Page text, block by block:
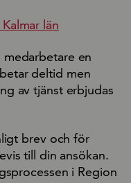
län
medarbetare en
deltid men
av tjänst erbjudas
brev och för
till din ansökan.
i Region